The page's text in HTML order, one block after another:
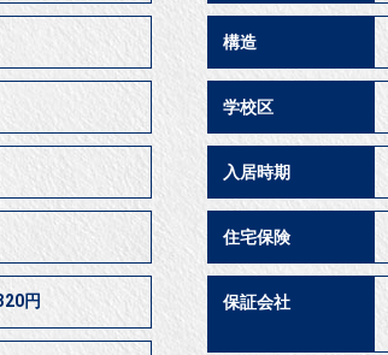
円
構造
学校区
入居時期
住宅保険
保証会社